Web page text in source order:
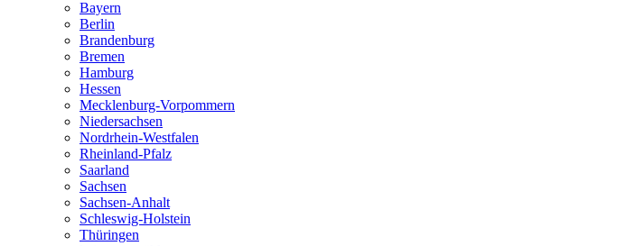
Bayern
Berlin
Brandenburg
Bremen
Hamburg
Hessen
Mecklenburg-Vorpommern
Niedersachsen
Nordrhein-Westfalen
Rheinland-Pfalz
Saarland
Sachsen
Sachsen-Anhalt
Schleswig-Holstein
Thüringen